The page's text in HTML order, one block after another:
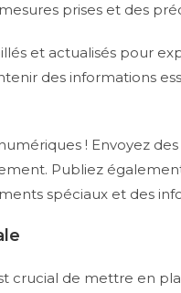
prises et des
et actualisés pour
des informations
! Envoyez
Publiez
spéciaux et des
crucial de mettre en